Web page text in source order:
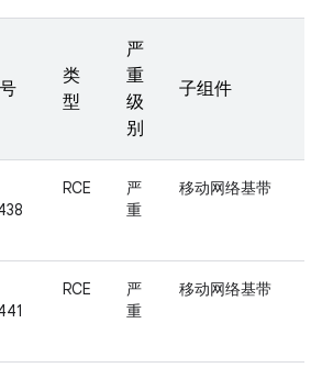
类
型
严
重
级
别
子组件
RCE
严
重
移动网络基带
RCE
严
重
移动网络基带